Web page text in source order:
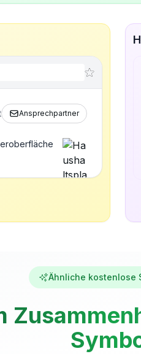
Ansprechpartner
Ähnliche kostenlose